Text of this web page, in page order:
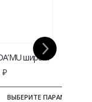
Ремень DA’MU широкий акцентный
₽
ВЫБЕРИТЕ ПАРАМЕТРЫ